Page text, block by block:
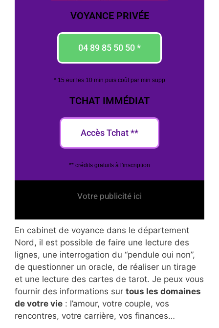
VOYANCE PRIVÉE
04 89 85 50 50 *
* 15 eur les 10 min puis coût par min supp
TCHAT IMMÉDIAT
Accès Tchat **
** crédits gratuits à l'inscription
Votre publicité ici
En cabinet de voyance dans le département
Nord, il est possible de faire une lecture des
lignes, une interrogation du “pendule oui non”,
de questionner un oracle, de réaliser un tirage
et une lecture des cartes de tarot. Je peux vous
fournir des informations sur tous les domaines
de votre vie : l’amour, votre couple, vos
rencontres, votre carrière, vos finances…